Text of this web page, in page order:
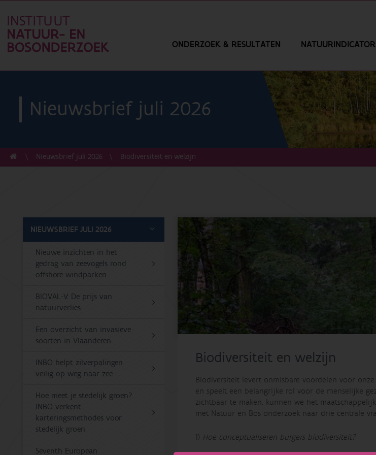
ONDERZOEK & RESULTATEN
Nieuwsbrief juli 2026
Nieuwsbrief juli 2026 Biodiversiteit en welzijn
NIEUWSBRIEF JULI 2026
Nieuwe inzichten in het
gedrag van zeevogels rond
offshore windparken
BIOVAL-V: De prijs van
natuurverlies
Een overzicht van invasieve
soorten in Vlaanderen
INBO helpt zilverpalingen
veilig op weg naar zee
Hoe meet je stedelijk groen?
INBO verkent
karteringsmethodes voor
stedelijk groen
Seventh European
Biodiversiteit en welzijn
Biodiversiteit levert onmisbare voordelen voor
en speelt een belangrijke rol voor de menselijke
zichtbaar te maken, kunnen we het
met Natuur en Bos onderzoek naar drie centrale
1) Hoe conceptualiseren burgers biodiversiteit?